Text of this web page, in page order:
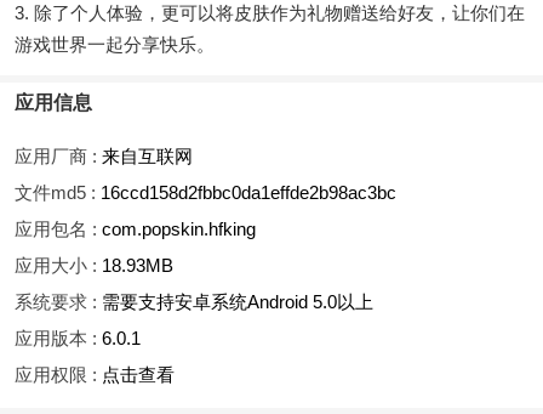
3. 除了个人体验，更可以将皮肤作为礼物赠送给好友，让你们在
游戏世界一起分享快乐。
应用信息
应用厂商 : 来自互联网
文件md5 : 16ccd158d2fbbc0da1effde2b98ac3bc
应用包名 : com.popskin.hfking
应用大小 : 18.93MB
系统要求 : 需要支持安卓系统Android 5.0以上
应用版本 : 6.0.1
应用权限 : 点击查看